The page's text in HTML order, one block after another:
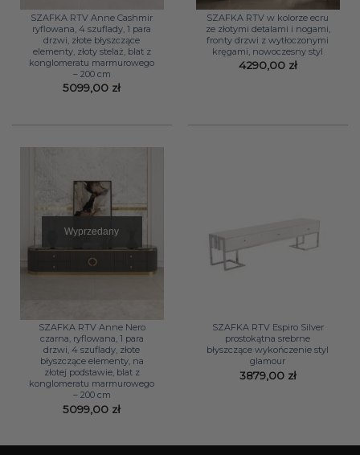
SZAFKA RTV Anne Cashmir
ryflowana, 4 szuflady, 1 para
drzwi, złote błyszczące
elementy, złoty stelaż, blat z
konglomeratu marmurowego
– 200 cm
5099,00 zł
SZAFKA RTV w kolorze ecru
ze złotymi detalami i nogami,
fronty drzwi z wytłoczonymi
kręgami, nowoczesny styl
4290,00 zł
Wyprzedany
SZAFKA RTV Anne Nero
czarna, ryflowana, 1 para
drzwi, 4 szuflady, złote
błyszczące elementy, na
złotej podstawie, blat z
konglomeratu marmurowego
– 200 cm
5099,00 zł
SZAFKA RTV Espiro Silver
prostokątna srebrne
błyszczące wykończenie styl
glamour
3879,00 zł